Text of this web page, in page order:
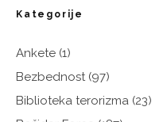
Kategorije
Ankete (1)
Bezbednost(97)
Biblioteka terorizma (23)